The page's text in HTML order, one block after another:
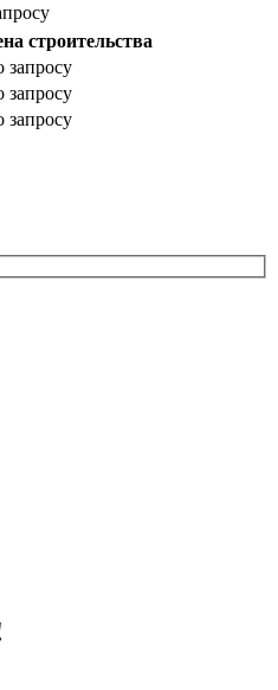
строительства
запросу
запросу
запросу